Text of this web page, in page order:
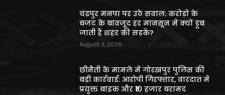
चंद्रपुर मनपा पर उठे सवाल: करोड़ों के
बजट के बावजूद हर मानसून में क्यों डूब
जाती हैं शहर की सड़कें?
August 3, 2026
छीनैती के मामले में गोरखपुर पुलिस की
बड़ी कार्रवाई: आरोपी गिरफ्तार, वारदात में
प्रयुक्त बाइक और ₹10 हजार बरामद